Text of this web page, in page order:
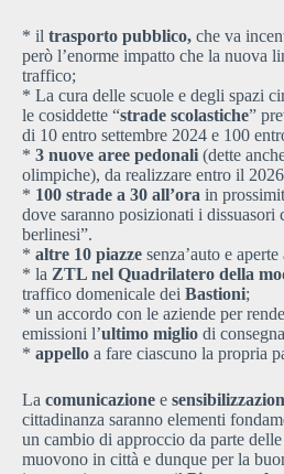
* il trasporto pubblico, che va
però l’enorme impatto che la nuova
traffico;
* La cura delle scuole e degli spazi
le cosiddette “strade scolastiche”
di 10 entro settembre 2024 e 100
* 3 nuove aree pedonali (dette
olimpiche), da realizzare entro il
* 100 strade a 30 all’ora in
dove saranno posizionati i dissuasori
berlinesi”.
* altre 10 piazze senza’auto e
* la ZTL nel Quadrilatero della
traffico domenicale dei Bastioni;
* un accordo con le aziende per
emissioni l’ultimo miglio di
* appello a fare ciascuno la propria
La comunicazione e
cittadinanza saranno elementi
un cambio di approccio da parte delle
muovono in città e dunque per la